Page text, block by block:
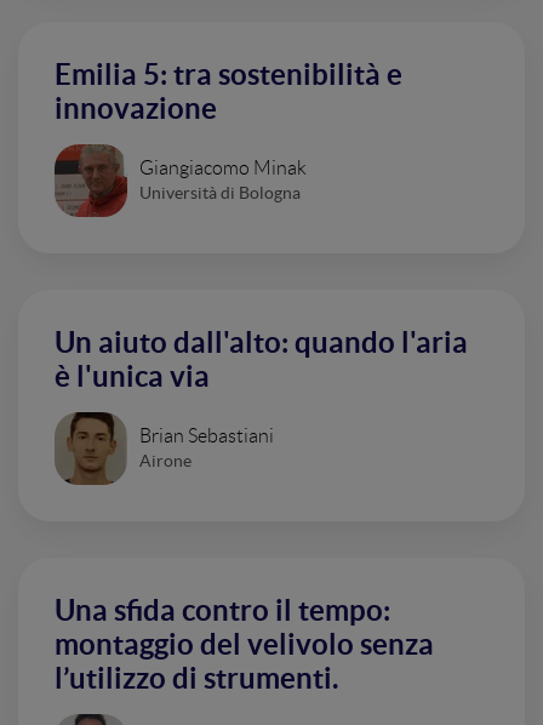
Emilia 5: tra sostenibilità e
innovazione
Giangiacomo Minak
Università di Bologna
Un aiuto dall'alto: quando l'aria
è l'unica via
Brian Sebastiani
Airone
Una sfida contro il tempo:
montaggio del velivolo senza
l’utilizzo di strumenti.